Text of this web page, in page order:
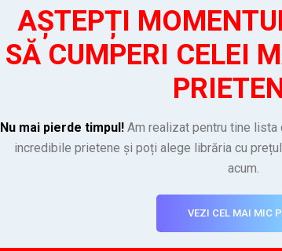
AȘTEPȚI
SĂ CUMPERI CELEI
Nu mai pierde timpul! Am realizat pentru tine lista
incredibile prietene și poți alege librăria cu
acum.
VEZI CEL MAI MIC